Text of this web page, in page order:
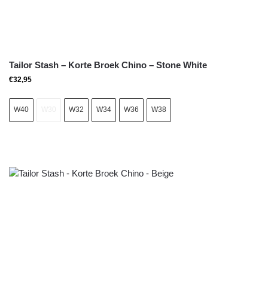
Tailor Stash – Korte Broek Chino – Stone White
€32,95
W40 W32 W34 W36 W38